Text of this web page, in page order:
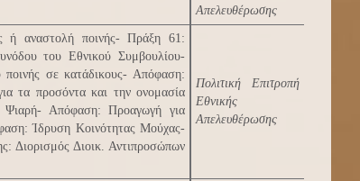
Απελευθέρωσης
ή αναστολή ποινής- Πράξη 61:
του Εθνικού Συμβουλίου-
σε κατάδικους- Απόφαση:
τα προσόντα και την ονομασία
Απόφαση: Προαγωγή για
Ίδρυση Κοινότητας Μούχας-
Διορισμός Διοικ. Αντιπροσώπων
Πολιτική Επιτροπή
Εθνικής
Απελευθέρωσης